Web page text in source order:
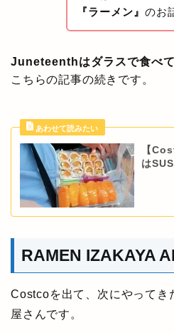
『ラーメン』 のお
Juneteenthはダラスで食べ
こちらの記事の続きです。
【
は
RAMEN IZAKAYA
Costcoを出て、次にやってき
屋さんです。